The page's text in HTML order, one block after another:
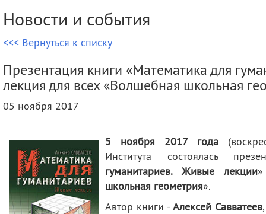
Официальные документы
История
Научные подразделения
Прочие подразделения
Издательская
Контакты
исследований
Гранты
Научные школы
Публикации
советы
Целевое
Новости и события
<<< Вернуться к списку
Презентация книги «Математика для
лекция для всех «Волшебная школьная
05 ноября 2017
5 ноября 2017 года
Института состоялась
гуманитариев. Живые лекции
школьная геометрия».
Автор книги -Алексей Савватеев